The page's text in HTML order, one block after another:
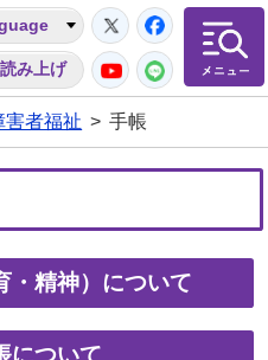
み上げ
Twitter
YouTube
LINE
害者福祉 > 手帳
・精神）について
について